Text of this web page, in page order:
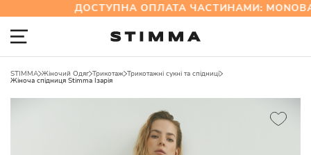
ДОСТУПНА ОПЛАТА ЧАСТИНАМИ:
STIMMA Жіночий Одяг Трикотаж Трикотажні сукні та спідниці
Жіноча спідниця Stimma Ізарія